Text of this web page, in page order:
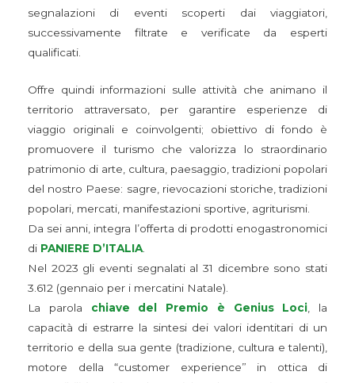
segnalazioni di eventi scoperti dai viaggiatori,
successivamente filtrate e verificate da esperti
qualificati.
Offre quindi informazioni sulle attività che animano il
territorio attraversato, per garantire esperienze di
viaggio originali e coinvolgenti; obiettivo di fondo è
promuovere il turismo che valorizza lo straordinario
patrimonio di arte, cultura, paesaggio, tradizioni popolari
del nostro Paese: sagre, rievocazioni storiche, tradizioni
popolari, mercati, manifestazioni sportive, agriturismi.
Da sei anni, integra l’offerta di prodotti enogastronomici
di PANIERE D’ITALIA
Nel 2023 gli eventi segnalati al 31 dicembre sono stati
3.612 (gennaio per i mercatini Natale).
La parola chiave del Premio è Genius Loci , la
capacità di estrarre la sintesi dei valori identitari di un
territorio e della sua gente (tradizione, cultura e talenti),
motore della “customer experience” in ottica di